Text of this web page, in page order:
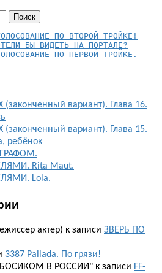
БЫ ВИДЕТЬ НА ПОРТАЛЕ?
ПО ПЕРВОЙ ТРОЙКЕ.
вариант). Глава 16.
вариант). Глава 15.
ребёнок
Rita Maut.
Lola.
актер) к записи ЗВЕРЬ ПО
3387 Pallada. По грязи!
"БОСИКОМ В РОССИИ" к записи FF-